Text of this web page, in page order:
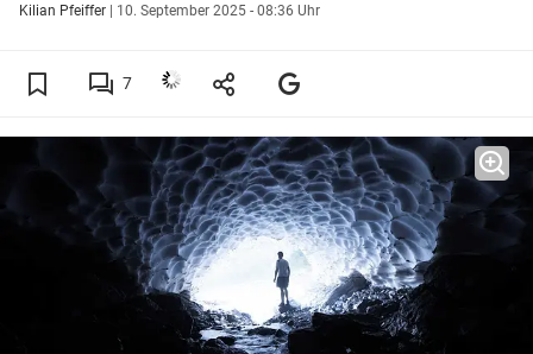
Kilian Pfeiffer | 10. September 2025 - 08:36 Uhr
7